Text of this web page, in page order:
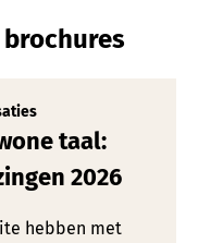
taal:
2026
hebben met